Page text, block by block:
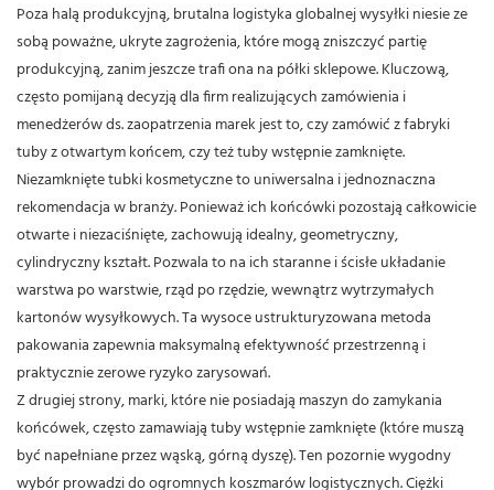
Poza halą produkcyjną, brutalna logistyka globalnej wysyłki niesie ze
sobą poważne, ukryte zagrożenia, które mogą zniszczyć partię
produkcyjną, zanim jeszcze trafi ona na półki sklepowe. Kluczową,
często pomijaną decyzją dla firm realizujących zamówienia i
menedżerów ds. zaopatrzenia marek jest to, czy zamówić z fabryki
tuby z otwartym końcem, czy też tuby wstępnie zamknięte.
Niezamknięte tubki kosmetyczne to uniwersalna i jednoznaczna
rekomendacja w branży. Ponieważ ich końcówki pozostają całkowicie
otwarte i niezaciśnięte, zachowują idealny, geometryczny,
cylindryczny kształt. Pozwala to na ich staranne i ścisłe układanie
warstwa po warstwie, rząd po rzędzie, wewnątrz wytrzymałych
kartonów wysyłkowych.Ta wysoce ustrukturyzowana metoda
pakowania zapewnia maksymalną efektywność przestrzenną i
praktycznie zerowe ryzyko zarysowań.
Z drugiej strony, marki, które nie posiadają maszyn do zamykania
końcówek, często zamawiają tuby wstępnie zamknięte (które muszą
być napełniane przez wąską, górną dyszę). Ten pozornie wygodny
wybór prowadzi do ogromnych koszmarów logistycznych. Ciężki